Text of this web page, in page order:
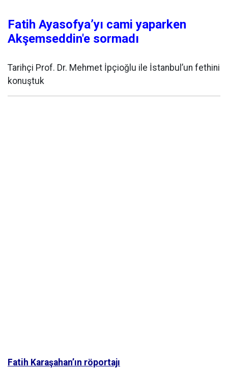
Fatih Ayasofya’yı cami yaparken
Akşemseddin'e sormadı
Tarihçi Prof. Dr. Mehmet İpçioğlu ile İstanbul’un fethini
konuştuk
Fatih Karaşahan’ın röportajı